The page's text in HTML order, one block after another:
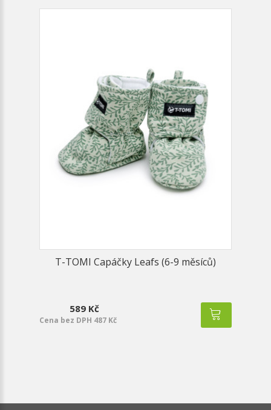
T-TOMI Capáčky Leafs (6-9 měsíců)
589 Kč
Cena bez DPH 487 Kč